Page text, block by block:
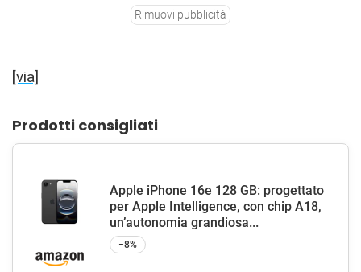
Rimuovi pubblicità
[via]
Prodotti consigliati
Apple iPhone 16e 128 GB: progettato
per Apple Intelligence, con chip A18,
un’autonomia grandiosa...
−8%